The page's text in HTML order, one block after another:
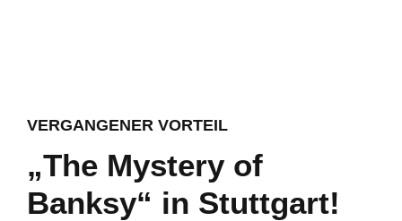
VERGANGENER VORTEIL
„The Mystery of
Banksy“ in Stuttgart!